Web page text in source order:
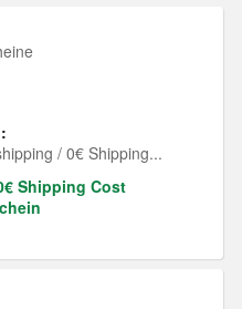
:
/ 0€ Shipping...
Shipping Cost